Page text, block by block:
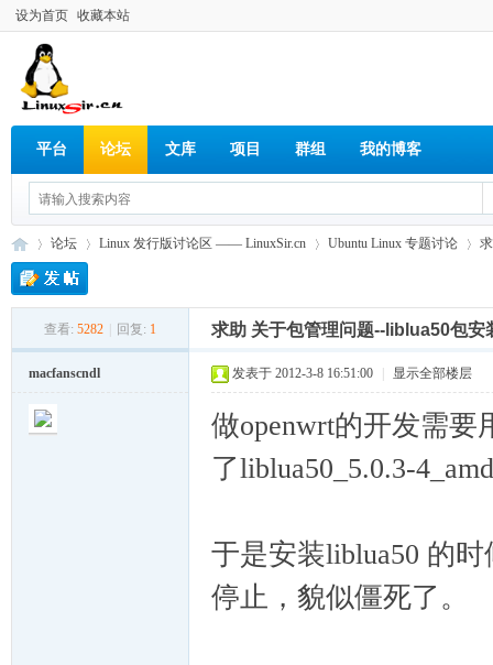
设为首页 收藏本站
平台 论坛 文库 项目 群组 我的博客
论坛
›
Linux 发行版讨论区 —— LinuxSir.cn
›
Ubuntu Linux 专题讨论
›
查看: 5282 回复: 1 求助 关于包管理问题--liblua50包
macfanscndl 发表于 2012-3-8 16:51:00 显示全部楼层
做openwrt的开发需要
了liblua50_5.0.3-
于是安装liblua50 的
停止，貌似僵死了。